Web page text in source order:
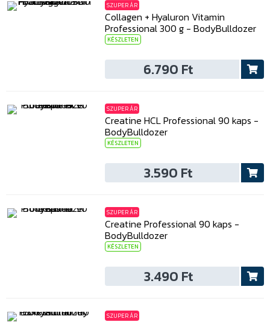
SZUPER ÁR
Collagen + Hyaluron Vitamin
Professional 300 g - BodyBulldozer
KÉSZLETEN
6.790 Ft
SZUPER ÁR
Creatine HCL Professional 90 kaps -
BodyBulldozer
KÉSZLETEN
3.590 Ft
SZUPER ÁR
Creatine Professional 90 kaps -
BodyBulldozer
KÉSZLETEN
3.490 Ft
SZUPER ÁR